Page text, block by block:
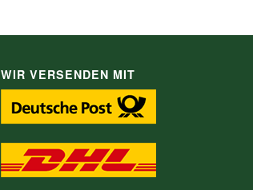
WIR VERSENDEN MIT